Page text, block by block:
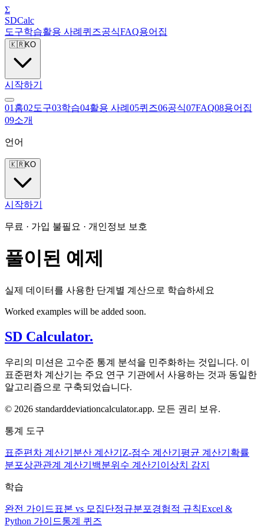
Σ
SDCalc
도구학습활용 사례 퀴즈공식FAQ용어집
🇰🇷KO
시작하기
01 홈02도구03학습04활용 사례 05퀴즈06공식07FAQ08용어집
09소개
언어
🇰🇷KO
시작하기
무료 · 가입 불필요 · 개인정보 보호
풀이된 예제
실제 데이터를 사용한 단계별 계산으로 학습하세요
Worked examples will be added soon.
SD Calculator.
우리의 미션은 고수준 통계 분석을 민주화하는 것입니다. 이
표준편차 계산기는 주요 연구 기관에서 사용하는 것과 동일한
알고리즘으로 구축되었습니다.
© 2026 standarddeviationcalculator.app. 모든 권리 보유.
통계 도구
표준편차 계산기 분산 계산기 Z-점수 계산기 평균 계산기 확률
분포상관관계 계산기 백분위수 계산기 이상치 감지
학습
완전 가이드 표본 vs 모집단정규분포경험적 규칙Excel &
Python 가이드통계 퀴즈